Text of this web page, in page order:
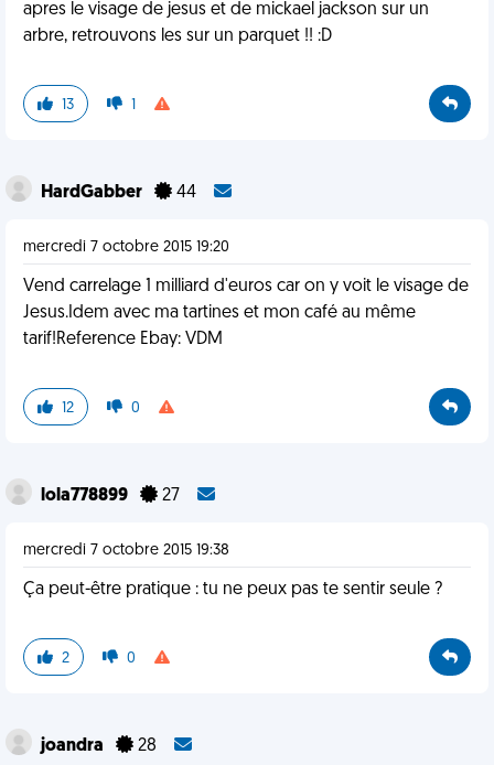
apres le visage de jesus et de mickael jackson sur un
arbre, retrouvons les sur un parquet !! :D
13 1
HardGabber 44
mercredi 7 octobre 2015 19:20
Vend carrelage 1 milliard d'euros car on y voit le visage de
Jesus.Idem avec ma tartines et mon café au même
tarif!Reference Ebay: VDM
12 0
lola778899 27
mercredi 7 octobre 2015 19:38
Ça peut-être pratique : tu ne peux pas te sentir seule ?
2 0
joandra 28